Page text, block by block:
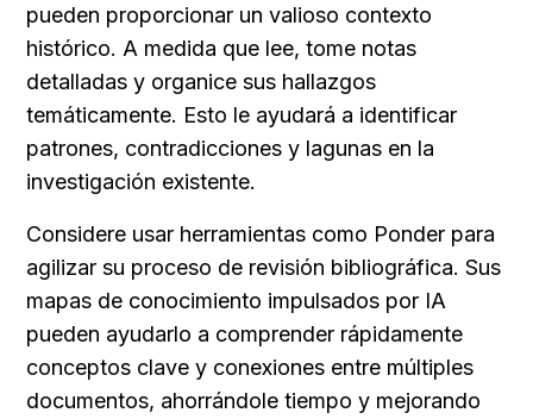
pueden proporcionar un valioso contexto
histórico. A medida que lee, tome notas
detalladas y organice sus hallazgos
temáticamente. Esto le ayudará a identificar
patrones, contradicciones y lagunas en la
investigación existente.
Considere usar herramientas como Ponder para
agilizar su proceso de revisión bibliográfica. Sus
mapas de conocimiento impulsados por IA
pueden ayudarlo a comprender rápidamente
conceptos clave y conexiones entre múltiples
documentos, ahorrándole tiempo y mejorando